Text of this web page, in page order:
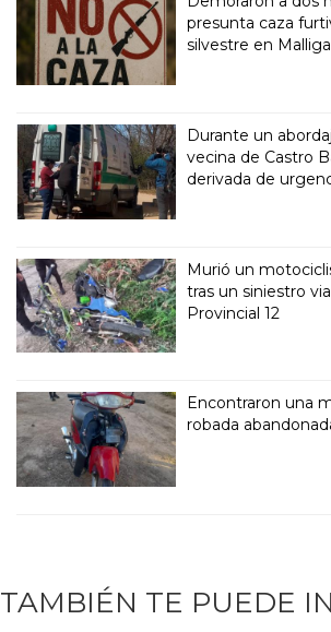
presunta caza
silvestre en
Durante un
vecina de Castro
derivada de
Murió un
tras un siniestro
Provincial 12
Encontraron una
robada
TAMBIÉN TE PUEDE